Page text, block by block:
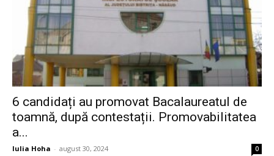
6 candidați au promovat Bacalaureatul de
toamnă, după contestații. Promovabilitatea
a...
Iulia Hoha - august 30, 2024 0